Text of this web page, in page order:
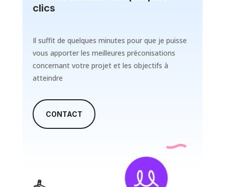
clics
Il suffit de quelques minutes pour que je puisse
vous apporter les meilleures préconisations
concernant votre projet et les objectifs à
atteindre
CONTACT